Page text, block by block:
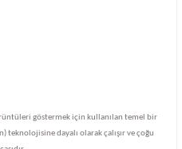
göstermek için kullanılan temel bir
teknolojisine dayalı olarak çalışır ve çoğu